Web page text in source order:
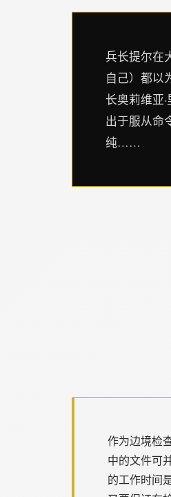
兵长提尔在
自己）都以
长奥莉维亚
出于服从命
纯……
作为边境检
中的文件可
的工作时间